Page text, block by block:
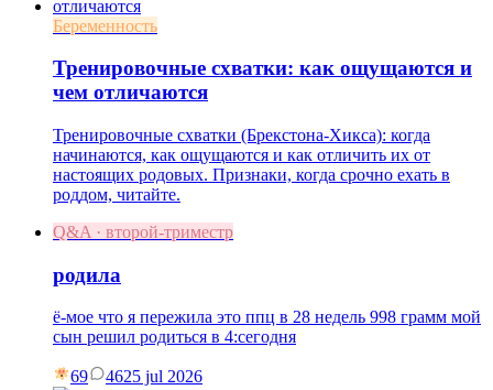
Беременность
Тренировочные схватки: как ощущаются и
чем отличаются
Тренировочные схватки (Брекстона-Хикса): когда
начинаются, как ощущаются и как отличить их от
настоящих родовых. Признаки, когда срочно ехать в
роддом, читайте.
Q&A · второй-триместр
родила
ё-мое что я пережила это ппц в 28 недель 998 грамм мой
сын решил родиться в 4:сегодня
69 4625 jul 2026